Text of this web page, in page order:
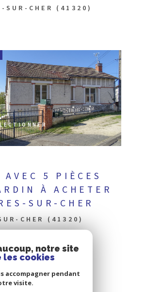
SUR-CHER (41320)
AVEC 5 PIÈCES
À ACHETER
SUR-CHER
CHER (41320)
VOIR LE BIEN
notre site
les cookies
accompagner pendant
visite.